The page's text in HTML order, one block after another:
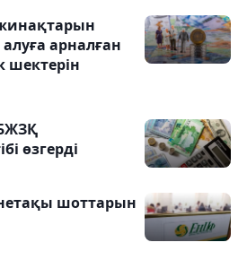
арналған
шектерін
өзгерді
шоттарын